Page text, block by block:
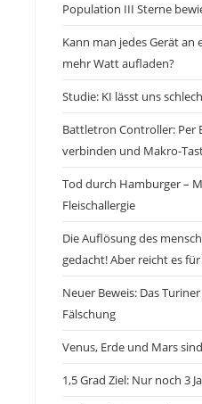
Population III Sterne
Kann man jedes Gerät an
mehr Watt aufladen?
Studie: KI lässt uns
Battletron Controller: Per
verbinden und Makro-
Tod durch Hamburger –
Fleischallergie
Die Auflösung des
gedacht! Aber reicht es
Neuer Beweis: Das
Fälschung
Venus, Erde und Mars
1,5 Grad Ziel: Nur noch 3